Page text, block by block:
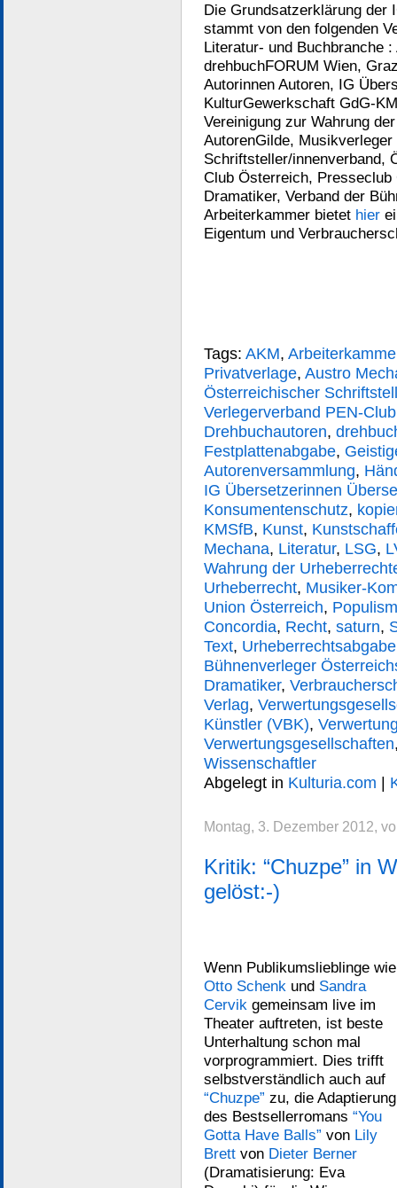
Die Grundsatzerklärung der
stammt von den folgenden
Literatur- und Buchbranche
drehbuchFORUM Wien,
Autorinnen Autoren, IG
KulturGewerkschaft GdG-
Vereinigung zur Wahrung
AutorenGilde,
Schriftsteller/innenverband,
Club Österreich, Presseclub
Dramatiker, Verband der
Arbeiterkammer bietet hier
Eigentum und
Tags: AKM,
Privatverlage, Austro
Österreichischer
Verlegerverband PEN-
Drehbuchautoren,
Festplattenabgabe,
Autorenversammlung,
IG Übersetzerinnen
Konsumentenschutz,
KMSfB, Kunst,
Mechana, Literatur, LSG,
Wahrung der
Urheberrecht, Musiker-
Union Österreich,
Concordia, Recht, saturn,
Text, Urheberrechtsabgabe
Bühnenverleger
Dramatiker,
Verlag,
Künstler (VBK),
Verwertungsgesellschaften
Wissenschaftler
Abgelegt in Kulturia.com |
Montag, 3. Dezember 2012,
Kritik: “Chuzpe” in
gelöst:-)
Wenn Publikumslieblinge wie
Otto Schenk und Sandra
Cervik gemeinsam live im
Theater auftreten, ist beste
Unterhaltung schon mal
vorprogrammiert. Dies trifft
selbstverständlich auch auf
“Chuzpe” zu, die Adaptierung
des Bestsellerromans “You
Gotta Have Balls” von Lily
Brett von Dieter Berner
(Dramatisierung: Eva